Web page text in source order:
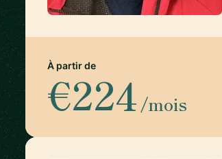
À partir de
€224 /mois